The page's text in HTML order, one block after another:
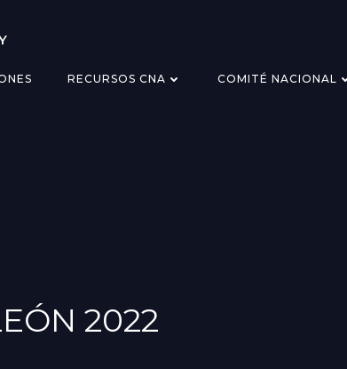
RECURSOS CNA COMITÉ NACIONAL
2022